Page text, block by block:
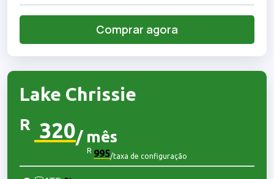
Comprar agora
Lake Chrissie
R 320/ mês
R 995/taxa de configuração